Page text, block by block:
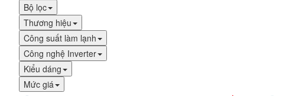
Bộ lọc
Thương hiệu
Công suất làm lạnh
Công nghệ Inverter
Kiểu dáng
Mức giá